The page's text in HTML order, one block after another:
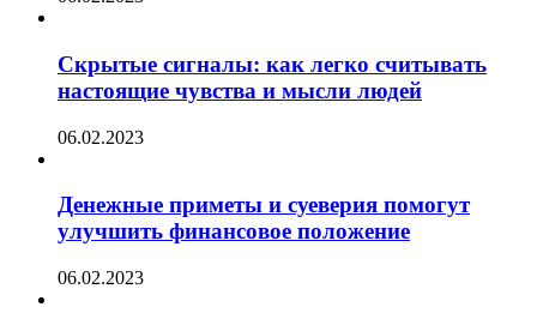
Скрытые сигналы: как легко считывать
настоящие чувства и мысли людей
06.02.2023
Денежные приметы и суеверия помогут
улучшить финансовое положение
06.02.2023